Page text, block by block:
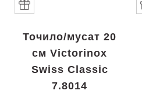
Точило/мусат 20
см Victorinox
Swiss Classic
7.8014